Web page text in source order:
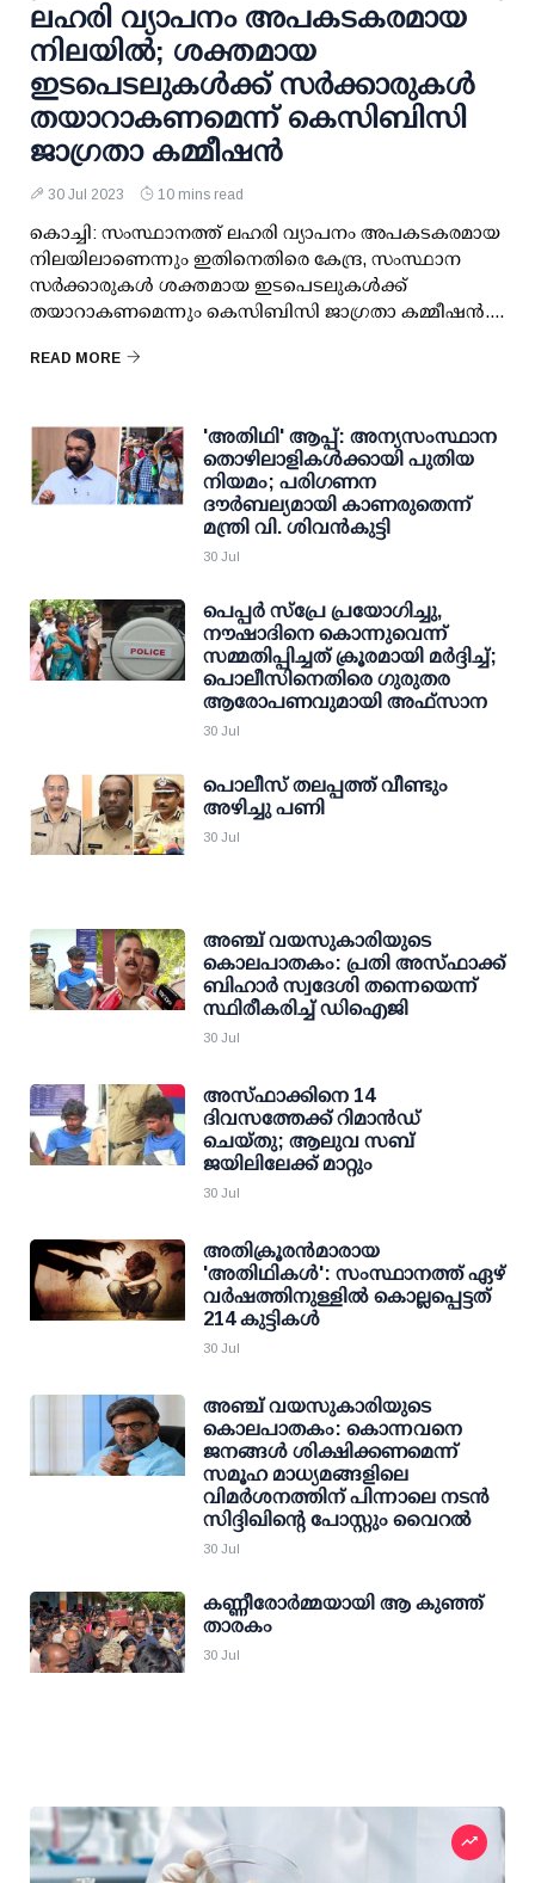
ലഹരി വ്യാപനം അപകടകരമായ
നിലയില്‍; ശക്തമായ
ഇടപെടലുകള്‍ക്ക് സര്‍ക്കാരുകള്‍
തയാറാകണമെന്ന് കെസിബിസി
ജാഗ്രതാ കമ്മീഷന്‍
30 Jul 2023 10 mins read
കൊച്ചി: സംസ്ഥാനത്ത് ലഹരി വ്യാപനം അപകടകരമായ
നിലയിലാണെന്നും ഇതിനെതിരെ കേന്ദ്ര, സംസ്ഥാന
സര്‍ക്കാരുകള്‍ ശക്തമായ ഇടപെടലുകള്‍ക്ക്
തയാറാകണമെന്നും കെസിബിസി ജാഗ്രതാ കമ്മീഷന്‍....
READ MORE
'അതിഥി' ആപ്പ്: അന്യസംസ്ഥാന
തൊഴിലാളികള്‍ക്കായി പുതിയ
നിയമം; പരിഗണന
ദൗര്‍ബല്യമായി കാണരുതെന്ന്
മന്ത്രി വി. ശിവന്‍കുട്ടി
30 Jul
പെപ്പര്‍ സ്പ്രേ പ്രയോഗിച്ചു,
നൗഷാദിനെ കൊന്നുവെന്ന്
സമ്മതിപ്പിച്ചത് ക്രൂരമായി മര്‍ദ്ദിച്ച്;
പൊലീസിനെതിരെ ഗുരുതര
ആരോപണവുമായി അഫ്‌സാന
30 Jul
പൊലീസ് തലപ്പത്ത് വീണ്ടും
അഴിച്ചു പണി
30 Jul
അഞ്ച് വയസുകാരിയുടെ
കൊലപാതകം: പ്രതി അസ്ഫാക്ക്
ബിഹാര്‍ സ്വദേശി തന്നെയെന്ന്
സ്ഥിരീകരിച്ച് ഡിഐജി
30 Jul
അസ്ഫാക്കിനെ 14
ദിവസത്തേക്ക് റിമാന്‍ഡ്
ചെയ്തു; ആലുവ സബ്
ജയിലിലേക്ക് മാറ്റും
30 Jul
അതിക്രൂരന്‍മാരായ
'അതിഥികള്‍': സംസ്ഥാനത്ത് ഏഴ്
വര്‍ഷത്തിനുള്ളില്‍ കൊല്ലപ്പെട്ടത്
214 കുട്ടികള്‍
30 Jul
അഞ്ച് വയസുകാരിയുടെ
കൊലപാതകം: കൊന്നവനെ
ജനങ്ങള്‍ ശിക്ഷിക്കണമെന്ന്
സമൂഹ മാധ്യമങ്ങളിലെ
വിമര്‍ശനത്തിന് പിന്നാലെ നടന്‍
സിദ്ദിഖിന്റെ പോസ്റ്റും വൈറല്‍
30 Jul
കണ്ണീരോര്‍മ്മയായി ആ കുഞ്ഞ്
താരകം
30 Jul